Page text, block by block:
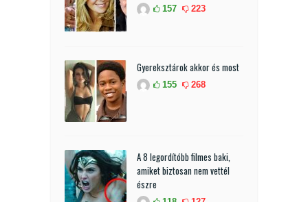
157 223
Gyereksztárok akkor és most
155 268
A 8 legordítóbb filmes baki,
amiket biztosan nem vettél
észre